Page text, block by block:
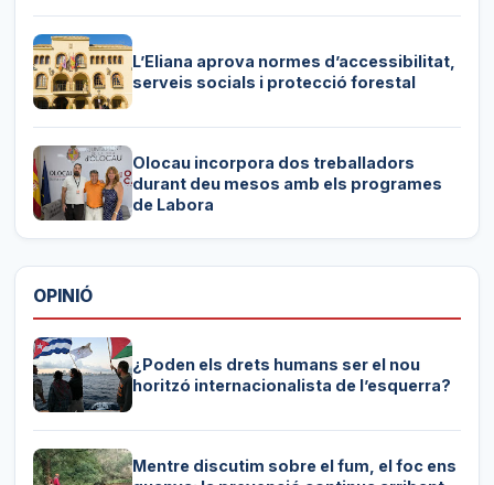
L’Eliana aprova normes d’accessibilitat,
serveis socials i protecció forestal
Olocau incorpora dos treballadors
durant deu mesos amb els programes
de Labora
OPINIÓ
¿Poden els drets humans ser el nou
horitzó internacionalista de l’esquerra?
Mentre discutim sobre el fum, el foc ens